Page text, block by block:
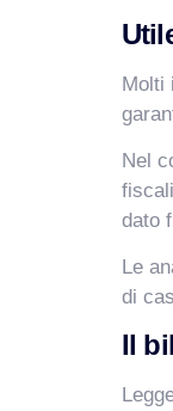
Molti
Nel
dato
Le
di
Il